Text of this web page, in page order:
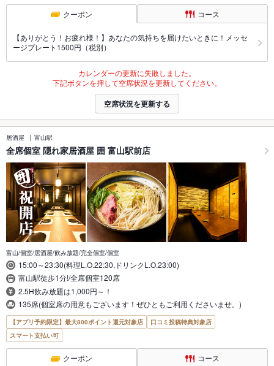
クーポン コース
【ありがとう！お疲れ様！】あなたの気持ちを届けたいときに！メッセ
ージプレート1500円（税別）
カレンダーの更新に失敗しました。
下記ボタンを押して空席状況を更新してください。
空席状況を更新する
居酒屋 富山駅
全席個室 隠れ家居酒屋 囲 富山駅前店
富山/個室/居酒屋/飲み放題/完全個室/個室
15:00～23:30(料理L.O.22:30,ドリンクL.O.23:00)
富山駅徒歩1分!/全席個室120席
2.5H飲み放題は1,000円～！
135席(個室席の用意もございます！ぜひともご利用くださいませ。)
【アプリ予約限定】最大800ポイント還元対象店
口コミ投稿特典対象店
スマート支払い可
クーポン コース